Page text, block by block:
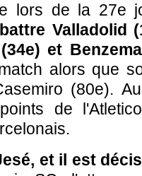
lors de la 27e
Valladolid
et
alors que
(80e).
de
et il est